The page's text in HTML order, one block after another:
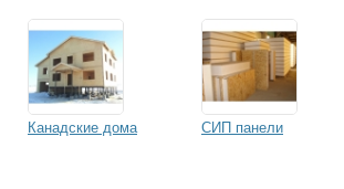
Канадские дома СИП панели